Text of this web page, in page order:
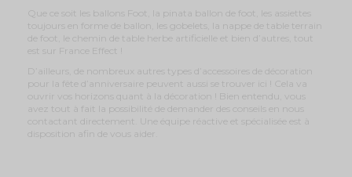
Que ce soit les ballons Foot, la pinata ballon de foot, les assiettes
toujours en forme de ballon, les gobelets, la nappe de table terrain
de foot, le chemin de table herbe artificielle et bien d’autres, tout
est sur France Effect !
D’ailleurs, de nombreux autres types d’accessoires de décoration
pour la fête d’anniversaire peuvent aussi se trouver ici ! Cela va
ouvrir vos horizons quant à la décoration ! Bien entendu, vous
avez tout à fait la possibilité de demander des conseils en nous
contactant directement. Une équipe réactive et spécialisée est à
disposition afin de vous aider.